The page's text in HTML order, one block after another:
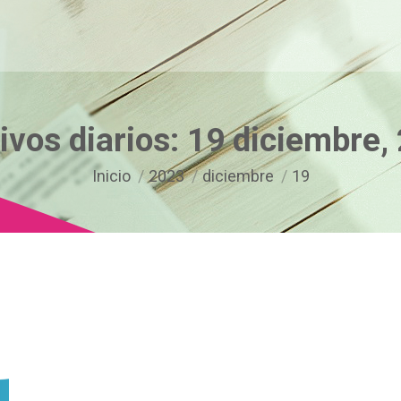
diarios: 19 diciembre,
Estás aquí:
Inicio 2023 diciembre 19